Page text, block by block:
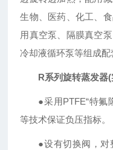
生物、医药、化工、
用真空泵、隔膜真空
冷却液循环泵等组成配
R系列旋转蒸发器
●采用PTFE“特氟
等技术保证负压指标。
●设有切换阀，对